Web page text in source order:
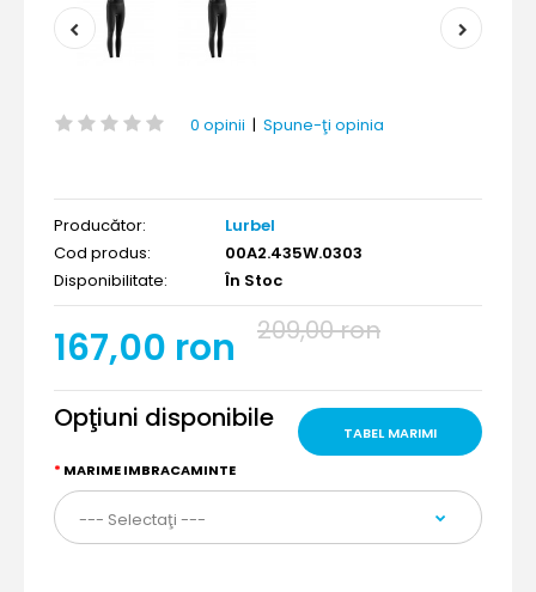
0 opinii | Spune-ţi opinia
Producător:
Lurbel
Cod produs:
00A2.435W.0303
Disponibilitate:
În Stoc
167,00 ron 209,00 ron
TABEL MARIMI
Opţiuni disponibile
MARIME IMBRACAMINTE